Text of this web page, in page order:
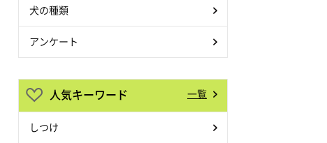
犬の種類
アンケート
人気キーワード 一覧
しつけ